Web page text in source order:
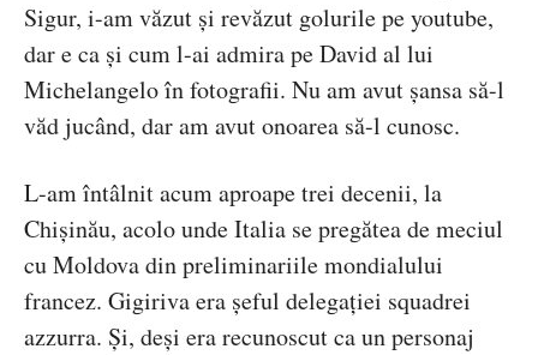
Sigur, i-am văzut și revăzut golurile pe youtube,
dar e ca și cum l-ai admira pe David al lui
Michelangelo în fotografii. Nu am avut șansa să-l
văd jucând, dar am avut onoarea să-l cunosc.
L-am întâlnit acum aproape trei decenii, la
Chișinău, acolo unde Italia se pregătea de meciul
cu Moldova din preliminariile mondialului
francez. Gigiriva era șeful delegației squadrei
azzurra. Și, deși era recunoscut ca un personaj